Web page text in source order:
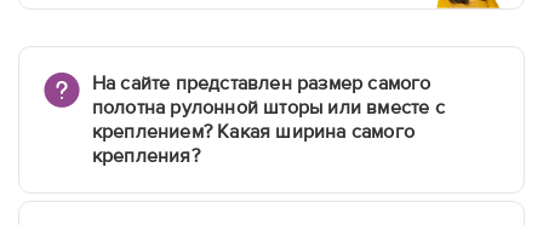
На сайте представлен размер самого
полотна рулонной шторы или вместе с
креплением? Какая ширина самого
крепления?